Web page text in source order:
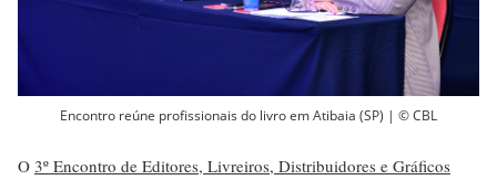
Encontro reúne profissionais do livro em Atibaia (SP) | © CBL
O 3º Encontro de Editores, Livreiros, Distribuidores e Gráficos